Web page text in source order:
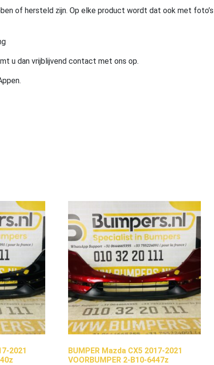
of hersteld zijn. Op elke product wordt dat ook met
u dan vrijblijvend contact met ons op.
2021
BUMPER Mazda CX5 2017-2021
VOORBUMPER 2-B10-6447z